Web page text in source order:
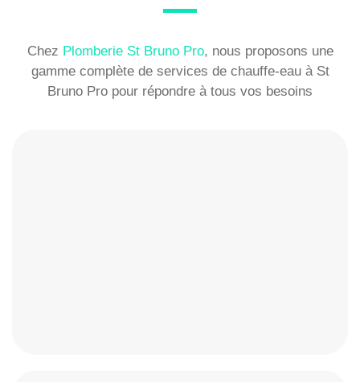
Chez Plomberie St Bruno Pro, nous proposons une
gamme complète de services de chauffe-eau à St
Bruno Pro pour répondre à tous vos besoins